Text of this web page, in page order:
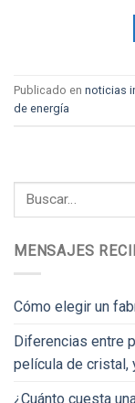
MENSAJES
Cómo elegir un
Diferencias entre
película de cristal,
¿Cuánto cuesta
Publicado en noticias
de energía